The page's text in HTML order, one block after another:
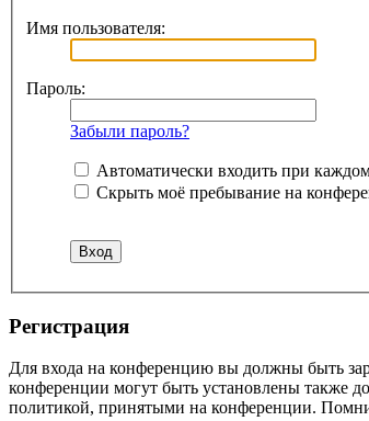
Имя пользователя:
Пароль:
Забыли пароль?
Автоматически входить при
Скрыть моё пребывание на
Регистрация
Для входа на конференцию вы должны быть
конференции могут быть установлены также
политикой, принятыми на конференции.